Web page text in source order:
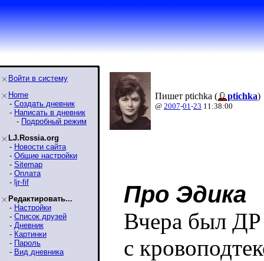
Войти в систему
Home
- Создать дневник
- Написать в дневник
- Подробный режим
LJ.Rossia.org
- Новости сайта
- Общие настройки
- Sitemap
- Оплата
- ljr-fif
Редактировать...
- Настройки
- Список друзей
- Дневник
- Картинки
- Пароль
- Вид дневника
Пишет ptichka ( ptichka)
@ 2007-01-23 11:38:00
Про Эдика
Вчера был
с